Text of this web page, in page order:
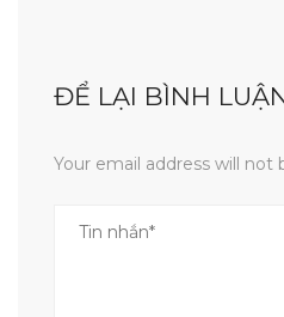
ĐỂ LẠI BÌNH
Your email address will not